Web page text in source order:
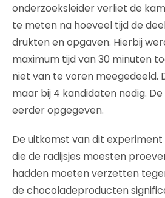
onderzoeksleider verliet de
te meten na hoeveel tijd de
drukten en opgaven. Hierbij
maximum tijd van 30 minuten
niet van te voren meegedeeld.
maar bij 4 kandidaten nodig.
eerder opgegeven.
De uitkomst van dit
die de radijsjes moesten
hadden moeten verzetten
de chocoladeproducten